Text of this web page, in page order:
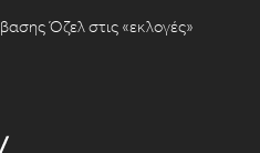
Όζελ στις «εκλογές»